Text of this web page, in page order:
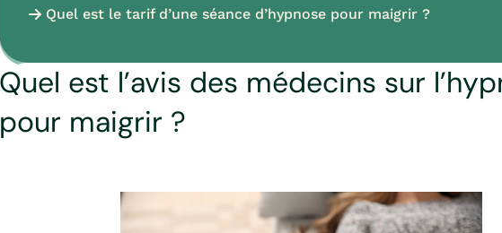
Quel est le tarif d’une séance d’hypnose pour maigrir ?
Quel est l’avis des médecins sur
pour maigrir ?